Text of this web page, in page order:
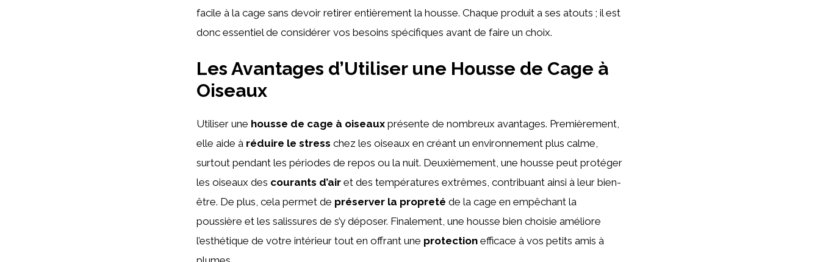
facile à la cage sans devoir retirer entièrement la housse. Chaque produit a ses atouts ; il est
donc essentiel de considérer vos besoins spécifiques avant de faire un choix.
Les Avantages d’Utiliser une Housse de Cage à
Oiseaux
Utiliser une housse de cage à oiseaux présente de nombreux avantages. Premièrement,
elle aide à réduire le stress chez les oiseaux en créant un environnement plus calme,
surtout pendant les périodes de repos ou la nuit. Deuxièmement, une housse peut protéger
les oiseaux des courants d’air et des températures extrêmes, contribuant ainsi à leur bien-
être. De plus, cela permet de préserver la propreté de la cage en empêchant la
poussière et les salissures de s’y déposer. Finalement, une housse bien choisie améliore
l’esthétique de votre intérieur tout en offrant une protection efficace à vos petits amis à